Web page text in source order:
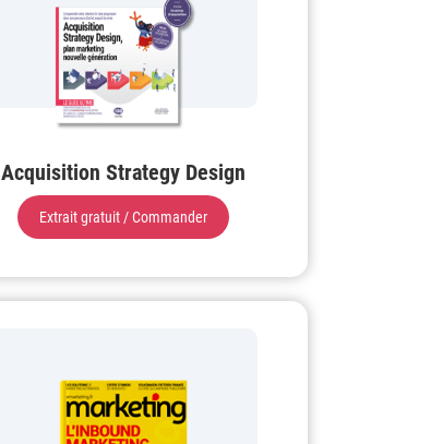
Acquisition Strategy Design
Extrait gratuit / Commander